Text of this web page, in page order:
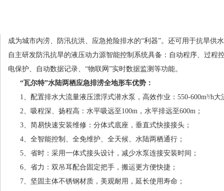
成为城市内涝、防汛抗洪、应急抢险排水的“利器”。还可用于抗旱供
自主研发防汛抗旱的液压动力源智能控制系统具备：自动程序、过程
电保护、自动数据记录、“物联网”实时数据监测等功能。
“瓦尔特”水陆两栖应急排涝全地形车优势：
1、配置排水大流量液压漂浮式潜水泵，高效作业：550-600m³/h大
2、吸程深、扬程高：水平吸远至100m，水平排远至600m；
3、简易快速安装维修：分体式底座，垂直式快接接头；
4、全智能控制、全免维护、全天候、水陆两栖通行；
5、省时：采用一体式接头设计，减少水泵连接安装时间；
6、省力：双吊耳配合固定把手，搬运更方便快捷；
7、坚固主体不锈钢材质，美观耐用，延长使用寿命；